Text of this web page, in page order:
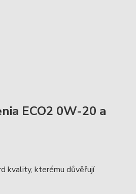
ECO2 0W-20 a
kvality, kterému důvěřují